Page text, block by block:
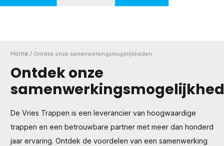
Home / Ontdek onze samenwerkingsmogelijkheden
Ontdek onze
De Vries Trappen is een leverancier van hoogwaardige
trappen en een betrouwbare partner met meer dan honderd
jaar ervaring. Ontdek de voordelen van een samenwerking